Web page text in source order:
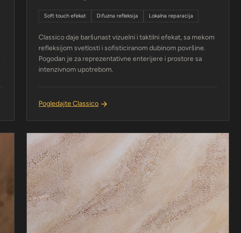
Soft touch efekat Difuzna refleksija Lokalna reparacija
Classico daje baršunast vizuelni i taktilni efekat, sa mekom
refleksijom svetlosti i sofisticiranom dubinom površine.
Pogodan je za reprezentativne enterijere i prostore sa
intenzivnom upotrebom.
Pogledajte Classico